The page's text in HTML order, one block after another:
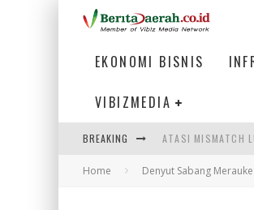
EKONOMI BISNIS
VIBIZMEDIA
BREAKING
ATASI MISMATCH
PEMERINTAH
LOGO BARU BANK
Home Denyut Sabang Merauke